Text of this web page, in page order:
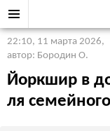
22:10, 11 марта 2026,
автор: Бородин О.
Йоркшир в
ля